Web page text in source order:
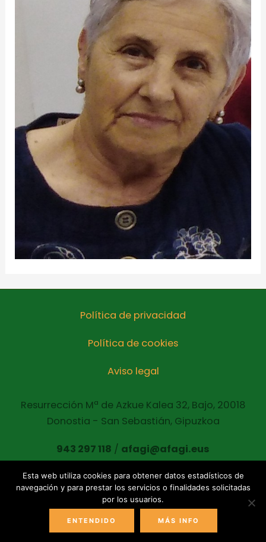
Política de privacidad
Política de cookies
Aviso legal
Resurrección Mª de Azkue Kalea 32, Bajo, 20018
Donostia - San Sebastián, Gipuzkoa
943 297 118 / afagi@afagi.eus
Copyright © 2021 AFAGI Todos los derechos
reservados
Esta web utiliza cookies para obtener datos estadísticos de
navegación y para prestar los servicios o finalidades solicitadas
por los usuarios.
ENTENDIDO MÁS INFO